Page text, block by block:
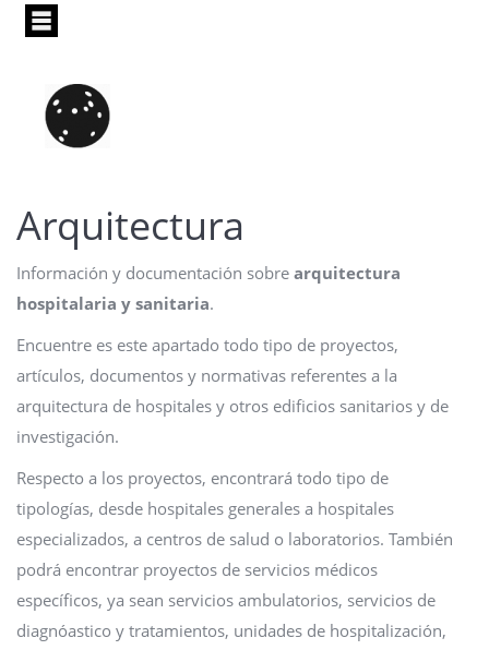
Pasar
principal
Arquitectura
Información y documentación sobre arquitectura
hospitalaria y sanitaria.
Encuentre es este apartado todo tipo de proyectos,
artículos, documentos y normativas referentes a la
arquitectura de hospitales y otros edificios sanitarios y de
investigación.
Respecto a los proyectos, encontrará todo tipo de
tipologías, desde hospitales generales a hospitales
especializados, a centros de salud o laboratorios. También
podrá encontrar proyectos de servicios médicos
específicos, ya sean servicios ambulatorios, servicios de
diagnóastico y tratamientos, unidades de hospitalización,